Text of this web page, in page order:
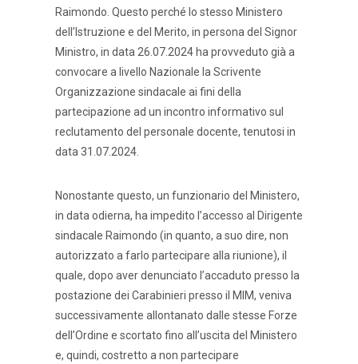
Raimondo. Questo perché lo stesso Ministero
dell’Istruzione e del Merito, in persona del Signor
Ministro, in data 26.07.2024 ha provveduto già a
convocare a livello Nazionale la Scrivente
Organizzazione sindacale ai fini della
partecipazione ad un incontro informativo sul
reclutamento del personale docente, tenutosi in
data 31.07.2024.
Nonostante questo, un funzionario del Ministero,
in data odierna, ha impedito l’accesso al Dirigente
sindacale Raimondo (in quanto, a suo dire, non
autorizzato a farlo partecipare alla riunione), il
quale, dopo aver denunciato l’accaduto presso la
postazione dei Carabinieri presso il MIM, veniva
successivamente allontanato dalle stesse Forze
dell’Ordine e scortato fino all’uscita del Ministero
e, quindi, costretto a non partecipare